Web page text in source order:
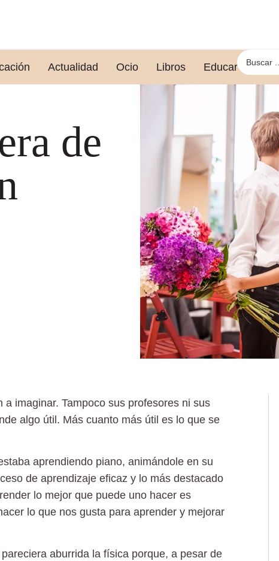
Actualidad Ocio Libros Educar leyendo
de
a imaginar. Tampoco sus profesores ni sus
algo útil. Más cuanto más útil es lo que se
aprendiendo piano, animándole en su
de aprendizaje eficaz y lo más destacado
lo mejor que puede uno hacer es
lo que nos gusta para aprender y mejorar
aburrida la física porque, a pesar de